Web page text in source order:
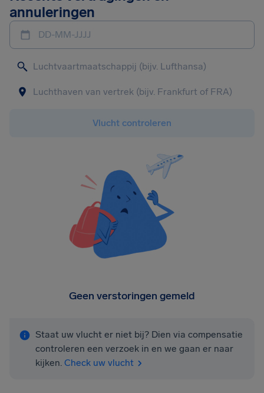
annuleringen
DD-MM-JJJJ
Vlucht controleren
Geen verstoringen gemeld
Staat uw vlucht er niet bij? Dien via compensatie
controleren een verzoek in en we gaan er naar
kijken. Check uw vlucht